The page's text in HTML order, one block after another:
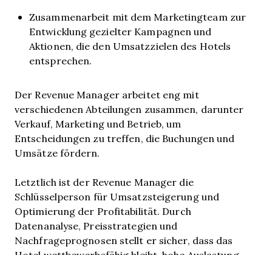
Zusammenarbeit mit dem Marketingteam zur
Entwicklung gezielter Kampagnen und
Aktionen, die den Umsatzzielen des Hotels
entsprechen.
Der Revenue Manager arbeitet eng mit
verschiedenen Abteilungen zusammen, darunter
Verkauf, Marketing und Betrieb, um
Entscheidungen zu treffen, die Buchungen und
Umsätze fördern.
Letztlich ist der Revenue Manager die
Schlüsselperson für Umsatzsteigerung und
Optimierung der Profitabilität. Durch
Datenanalyse, Preisstrategien und
Nachfrageprognosen stellt er sicher, dass das